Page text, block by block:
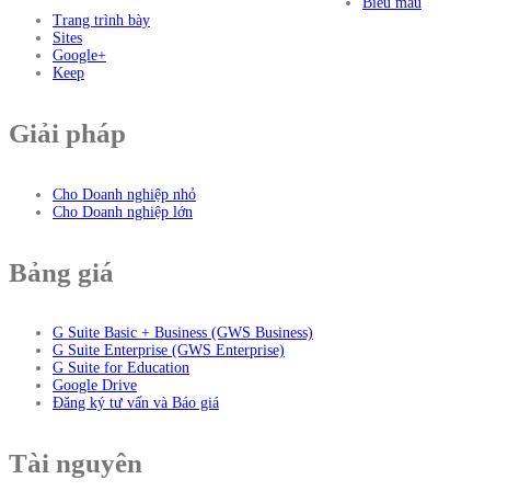
Trang trình bày
Sites
Google+
Keep
Giải pháp
Cho Doanh nghiệp nhỏ
Cho Doanh nghiệp lớn
Bảng giá
G Suite Basic + Business (GWS Business)
G Suite Enterprise (GWS Enterprise)
G Suite for Education
Google Drive
Đăng ký tư vấn và Báo giá
Tài nguyên